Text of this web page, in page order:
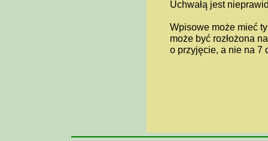
Uchwałą jest
Wpisowe może mieć
może być rozłożona
o przyjęcie, a nie na 7